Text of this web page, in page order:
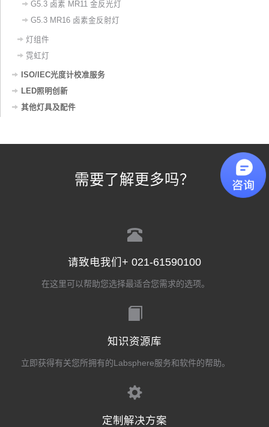
G5.3 卤素 MR11 金反光灯
G5.3 MR16 卤素金反射灯
灯组件
霓虹灯
ISO/IEC光度计校准服务
LED照明创新
其他灯具及配件
需要了解更多吗？
请致电我们+ 021-61590100
在这里可以帮助您选择最适合您需求的选项。
知识资源库
立即获得有关您所拥有的Labsphere服务和软件的帮助。
定制解决方案